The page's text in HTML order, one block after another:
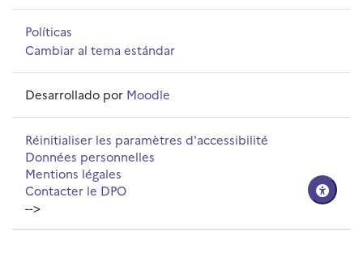
Políticas
Cambiar al tema estándar
Desarrollado por Moodle
Réinitialiser les paramètres d'accessibilité
Données personnelles
Mentions légales
Contacter le DPO
-->